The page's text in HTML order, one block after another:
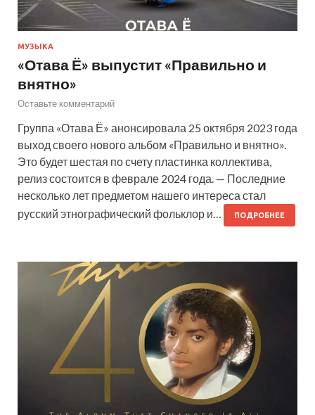
МУЗЫКА
«Отава Ё» выпустит «Правильно и
внятно»
Оставьте комментарий
Группа «Отава Ё» анонсировала 25 октября 2023 года
выход своего нового альбом «Правильно и внятно».
Это будет шестая по счету пластинка коллектива,
релиз состоится в феврале 2024 года. — Последние
несколько лет предметом нашего интереса стал
русский этнографический фольклор и…
ПОДРОБНЕЕ